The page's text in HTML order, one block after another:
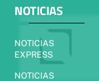
NOTICIAS
NOTICIAS
EXPRESS
NOTICIAS